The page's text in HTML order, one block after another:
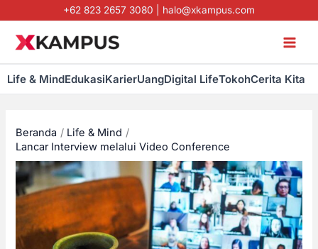
ke
konten
+62 823 2657 3080 halo@xkampus.com
Life & MindEdukasiKarierUangDigital LifeTokohCerita Kita
Beranda
Life & Mind
Lancar Interview melalui Video Conference